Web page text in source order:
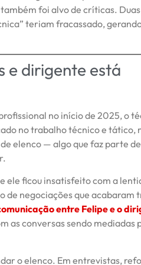
foi alvo de críticas.
teriam fracassado,
e dirigente está
no início de 2025, o
no trabalho técnico e tático,
elenco — algo que faz parte
ele ficou insatisfeito com a
de negociações que acabaram
entre Felipe e o
as conversas sendo mediadas
o elenco. Em entrevistas,